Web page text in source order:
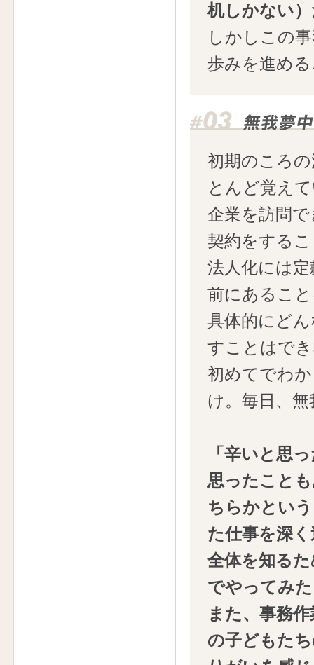
机しかない
しかしこの
歩みを進め
初期のころ
とんど覚え
企業を訪問
契約をする
法人化には
前にあるこ
具体的にど
すことはで
初めてでわ
け。毎日、
「辛いと思
思ったこと
ちらかとい
た仕事を深
全体を知る
でやってみ
また、事務
の子どもた